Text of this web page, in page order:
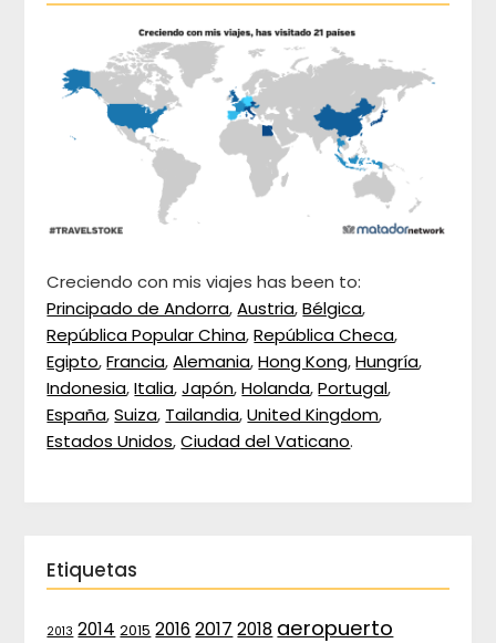
Creciendo con mis viajes has been to:
Principado de Andorra,Austria,Bélgica,
República Popular China,República Checa,
Egipto,Francia,Alemania,Hong Kong,Hungría,
Indonesia,Italia,Japón,Holanda,Portugal,
España,Suiza, Tailandia,United Kingdom,
Estados Unidos,Ciudad del Vaticano.
Etiquetas
2013 2014 2015 2016 2017 2018 aeropuerto